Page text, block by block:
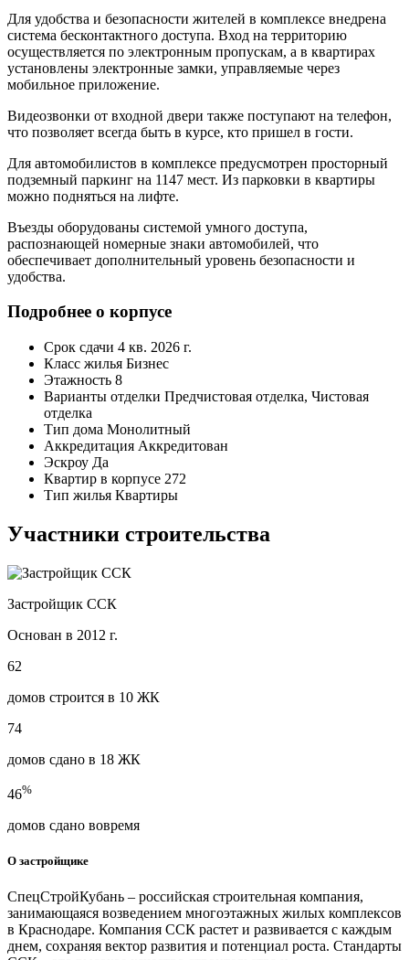
Для удобства и безопасности жителей в комплексе внедрена
система бесконтактного доступа. Вход на территорию
осуществляется по электронным пропускам, а в квартирах
установлены электронные замки, управляемые через
мобильное приложение.
Видеозвонки от входной двери также поступают на телефон,
что позволяет всегда быть в курсе, кто пришел в гости.
Для автомобилистов в комплексе предусмотрен просторный
подземный паркинг на 1147 мест. Из парковки в квартиры
можно подняться на лифте.
Въезды оборудованы системой умного доступа,
распознающей номерные знаки автомобилей, что
обеспечивает дополнительный уровень безопасности и
удобства.
Подробнее о корпусе
Срок сдачи 4 кв. 2026 г.
Класс жилья Бизнес
Этажность 8
Варианты отделки Предчистовая отделка, Чистовая
отделка
Тип дома Монолитный
Аккредитация Аккредитован
Эскроу Да
Квартир в корпусе 272
Тип жилья Квартиры
Участники строительства
Застройщик ССК
Основан в 2012 г.
62
домов строится в 10 ЖК
74
домов сдано в 18 ЖК
46%
домов сдано вовремя
О застройщике
СпецСтройКубань – российская строительная компания,
занимающаяся возведением многоэтажных жилых комплексов
в Краснодаре. Компания ССК растет и развивается с каждым
днем, сохраняя вектор развития и потенциал роста. Стандарты